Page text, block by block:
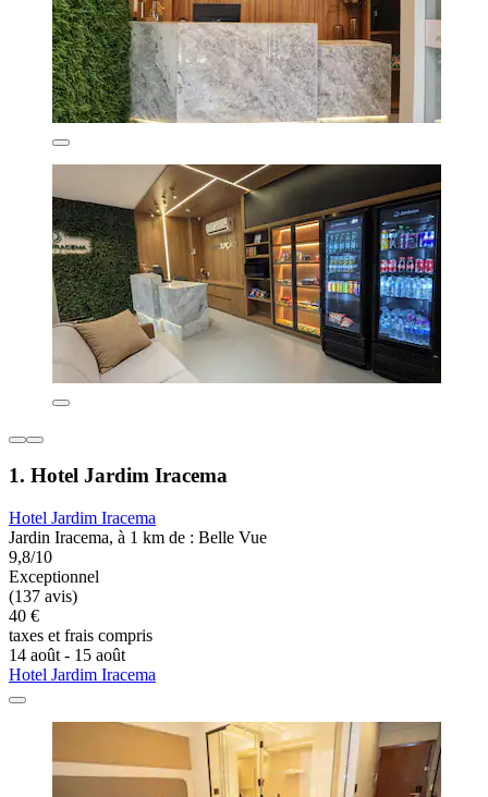
1. Hotel Jardim Iracema
Hotel Jardim Iracema
Jardin Iracema, à 1 km de : Belle Vue
9,8/10
Exceptionnel
(137 avis)
40 €
taxes et frais compris
14 août - 15 août
Hotel Jardim Iracema